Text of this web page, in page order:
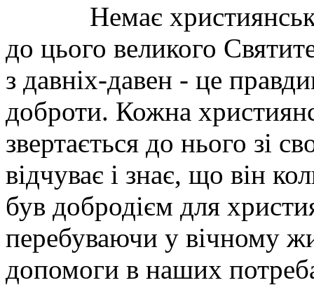
Немає християнської
до цього великого
з давніх-давен - це
доброти. Кожна
звертається до нього зі
відчуває і знає, що він
був добродієм для
перебуваючи у вічному
допомоги в наших